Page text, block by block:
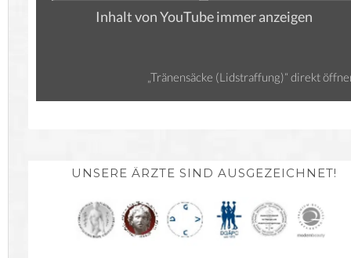
Inhalt von YouTube immer anzeigen
„Tränensäcke (Lidstraffung)“ direkt
UNSERE ÄRZTE SIND AUSGEZEICHNET!